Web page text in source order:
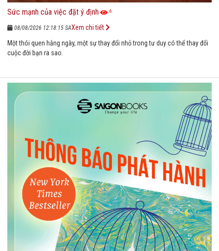
Sức mạnh của việc đặt ý định 6
08/08/2026 12:18:15 SA
Một thói quen hằng ngày, một sự thay đổi nhỏ trong tư duy có thể thay đổi
cuộc đời bạn ra sao.
Xem chi tiết